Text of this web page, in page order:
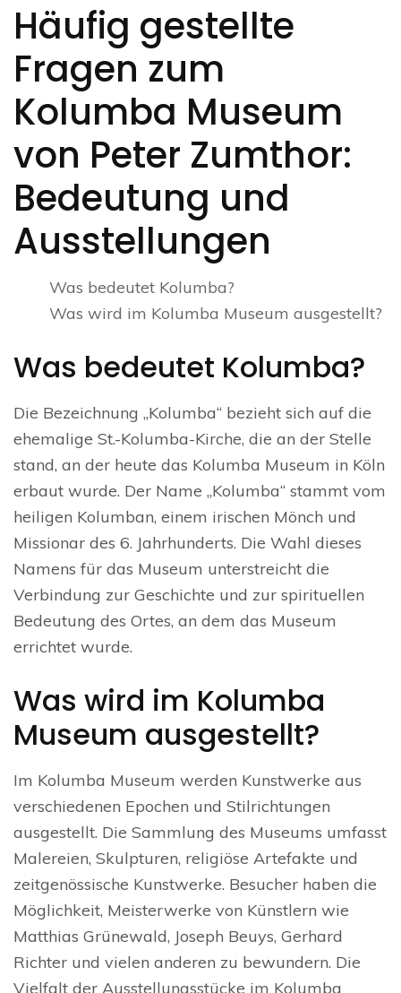
Häufig gestellte
Fragen zum
Kolumba Museum
von Peter Zumthor:
Bedeutung und
Ausstellungen
Was bedeutet Kolumba?
Was wird im Kolumba Museum ausgestellt?
Was bedeutet Kolumba?
Die Bezeichnung „Kolumba“ bezieht sich auf die
ehemalige St.-Kolumba-Kirche, die an der Stelle
stand, an der heute das Kolumba Museum in Köln
erbaut wurde. Der Name „Kolumba“ stammt vom
heiligen Kolumban, einem irischen Mönch und
Missionar des 6. Jahrhunderts. Die Wahl dieses
Namens für das Museum unterstreicht die
Verbindung zur Geschichte und zur spirituellen
Bedeutung des Ortes, an dem das Museum
errichtet wurde.
Was wird im Kolumba
Museum ausgestellt?
Im Kolumba Museum werden Kunstwerke aus
verschiedenen Epochen und Stilrichtungen
ausgestellt. Die Sammlung des Museums umfasst
Malereien, Skulpturen, religiöse Artefakte und
zeitgenössische Kunstwerke. Besucher haben die
Möglichkeit, Meisterwerke von Künstlern wie
Matthias Grünewald, Joseph Beuys, Gerhard
Richter und vielen anderen zu bewundern. Die
Vielfalt der Ausstellungsstücke im Kolumba